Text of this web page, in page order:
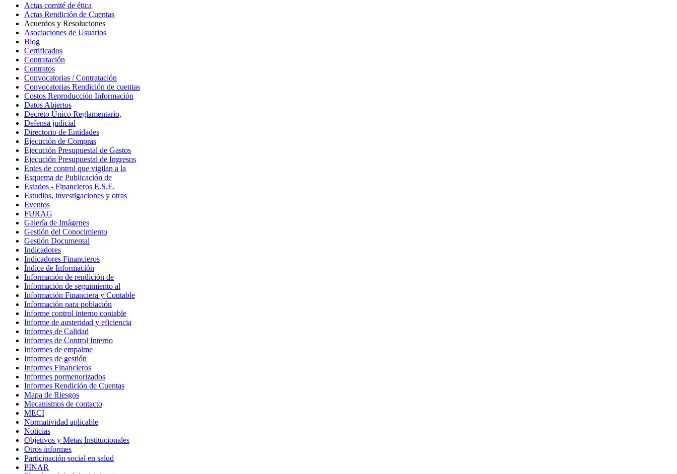
Actas comité de ética
Actas Rendición de Cuentas
Acuerdos y Resoluciones
Asociaciones de Usuarios
Blog
Certificados
Contratación
Contratos
Convocatorias / Contratación
Convocatorias Rendición de cuentas
Costos Reproducción Información
Datos Abiertos
Decreto Único Reglamentario,
Defensa judicial
Directorio de Entidades
Ejecución de Compras
Ejecución Presupuestal de Gastos
Ejecución Presupuestal de Ingresos
Entes de control que vigilan a la
Esquema de Publicación de
Estados - Financieros E.S.E.
Estudios, investigaciones y otras
Eventos
FURAG
Galería de Imágenes
Gestión del Conocimiento
Gestión Documental
Indicadores
Indicadores Financieros
Índice de Información
Información de rendición de
Información de seguimiento al
Información Financiera y Contable
Información para población
Informe control interno contable
Informe de austeridad y eficiencia
Informes de Calidad
Informes de Control Interno
Informes de empalme
Informes de gestión
Informes Financieros
Informes pormenorizados
Informes Rendición de Cuentas
Mapa de Riesgos
Mecanismos de contacto
MECI
Normatividad aplicable
Noticias
Objetivos y Metas Institucionales
Otros informes
Participación social en salud
PINAR